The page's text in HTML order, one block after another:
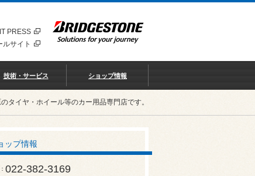
PRESS
ルサイト
技術・サービス ショップ情報
タイヤ・ホイール等のカー用品専門店です。
ップ情報
022-382-3169